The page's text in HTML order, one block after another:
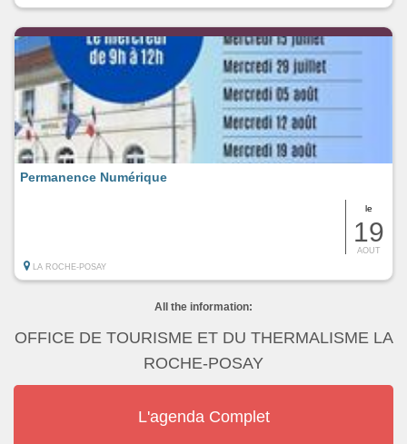
le
19
AOUT
Permanence Numérique
LA ROCHE-POSAY
All the information:
OFFICE DE TOURISME ET DU THERMALISME LA
ROCHE-POSAY
L'agenda Complet